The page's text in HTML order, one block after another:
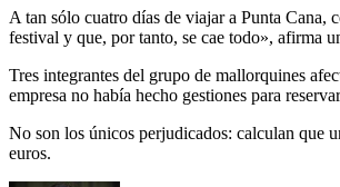
A tan sólo cuatro días de viajar a Punta Cana,
festival y que, por tanto, se cae todo», afirma
Tres integrantes del grupo de mallorquines
empresa no había hecho gestiones para
No son los únicos perjudicados: calculan que
euros.